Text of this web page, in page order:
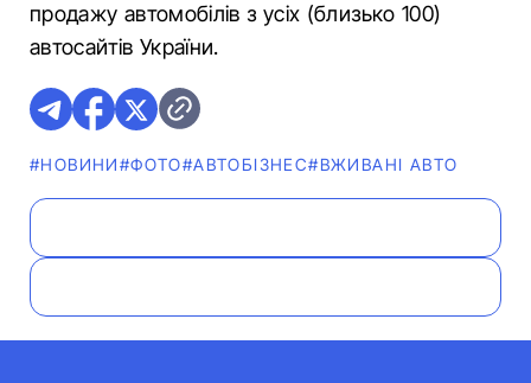
продажу автомобілів з усіх (близько 100)
автосайтів України.
#НОВИНИ#ФОТО#АВТОБІЗНЕС#ВЖИВАНІ АВТО